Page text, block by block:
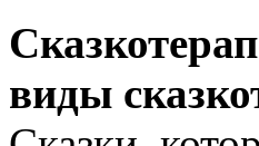
виды